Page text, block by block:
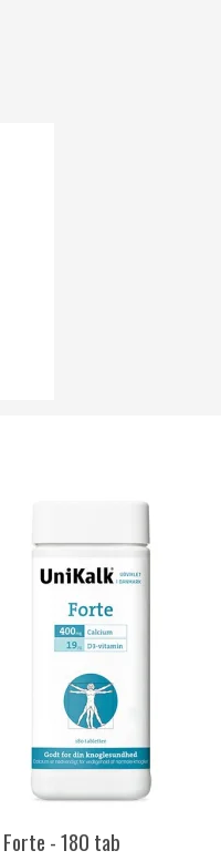
- 180 tab